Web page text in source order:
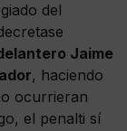
del
Jaime
, haciendo
ocurrieran
el penalti sí